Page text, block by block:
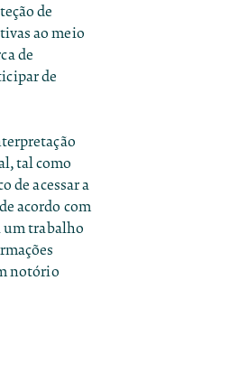
de
ao meio
de
de
tal como
de acessar a
acordo com
um trabalho
notório